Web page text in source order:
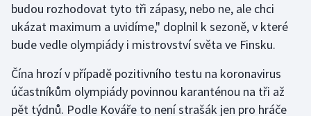
Parasport
Plavání
Plážový volejbal
Ragby
budou rozhodovat tyto tři zápasy, nebo ne, ale chci
ukázat maximum a uvidíme," doplnil k sezoně, v které
bude vedle olympiády i mistrovství světa ve Finsku.
Čína hrozí v případě pozitivního testu na koronavirus
účastníkům olympiády povinnou karanténou na tři až
pět týdnů. Podle Kováře to není strašák jen pro hráče